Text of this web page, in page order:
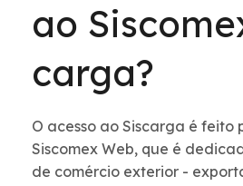
ao
carga?
O acesso ao Siscarga é feito
Siscomex Web, que é
de comércio exterior -